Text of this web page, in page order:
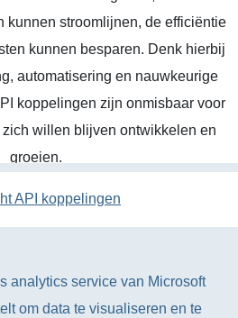
kunnen stroomlijnen, de efficiëntie
kunnen besparen. Denk hierbij
automatisering en nauwkeurige
koppelingen zijn onmisbaar voor
willen blijven ontwikkelen en
groeien.
API koppelingen
analytics service van Microsoft
om data te visualiseren en te